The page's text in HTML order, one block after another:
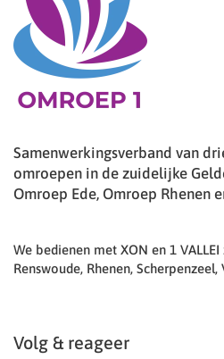
Samenwerkingsverband van
omroepen in de zuidelijke
Omroep Ede, Omroep Rhenen
We bedienen met XON en 1 VALLEI
Renswoude, Rhenen,
Volg & reageer